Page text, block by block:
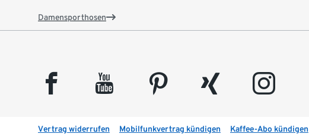
Damensporthosen
facebook youtube pinterest xing instagram
Vertrag widerrufen Mobilfunkvertrag kündigen Kaffee-Abo kündigen